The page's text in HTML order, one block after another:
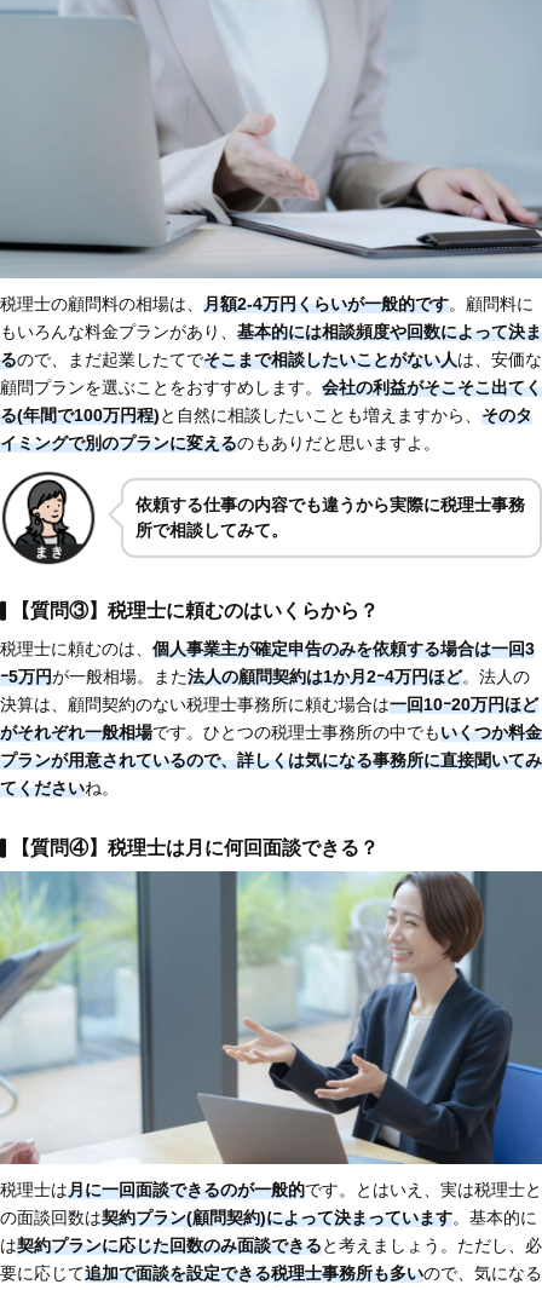
税理士の顧問料の相場は、 月額2-4万円くらいが一般的です。顧問料に
もいろんな料金プランがあり、 基本的には相談頻度や回数によって決ま
るので、まだ起業したてでそこまで相談したいことがない人は、安価な
顧問プランを選ぶことをおすすめします。 会社の利益がそこそこ出てく
る(年間で100万円程)と自然に相談したいことも増えますから、 そのタ
イミングで別のプランに変えるのもありだと思いますよ。
依頼する仕事の内容でも違うから実際に税理士事務
所で相談してみて。
【質問③】税理士に頼むのはいくらから？
税理士に頼むのは、 個人事業主が確定申告のみを依頼する場合は一回3
ｰ5万円が一般相場。また法人の顧問契約は1か月2ｰ4万円ほど。法人の
決算は、顧問契約のない税理士事務所に頼む場合は一回10ｰ20万円ほど
がそれぞれ一般相場です。ひとつの税理士事務所の中でもいくつか料金
プランが用意されているので、詳しくは気になる事務所に直接聞いてみ
てくださいね。
【質問④】税理士は月に何回面談できる？
税理士は月に一回面談できるのが一般的です。とはいえ、実は税理士と
の面談回数は契約プラン(顧問契約)によって決まっています。基本的に
は契約プランに応じた回数のみ面談できると考えましょう。ただし、必
要に応じて追加で面談を設定できる税理士事務所も多いので、気になる